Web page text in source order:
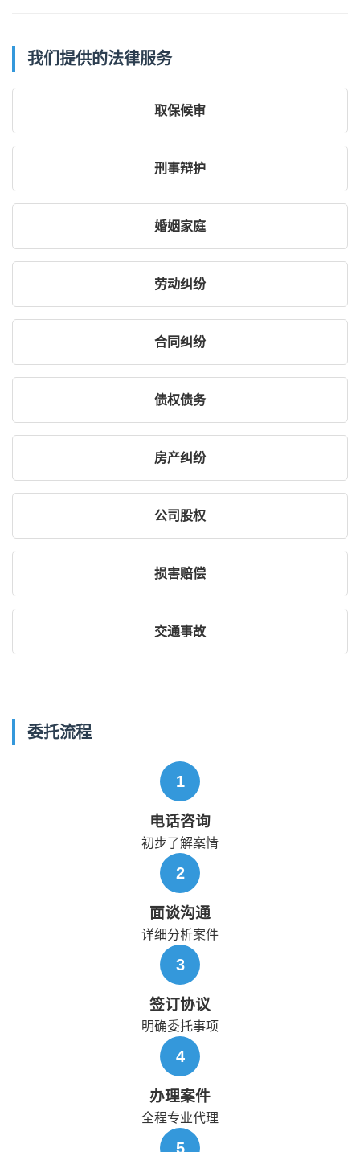
我们提供的法律服务
取保候审
刑事辩护
婚姻家庭
劳动纠纷
合同纠纷
债权债务
房产纠纷
公司股权
损害赔偿
交通事故
委托流程
1
电话咨询
初步了解案情
2
面谈沟通
详细分析案件
3
签订协议
明确委托事项
4
办理案件
全程专业代理
5